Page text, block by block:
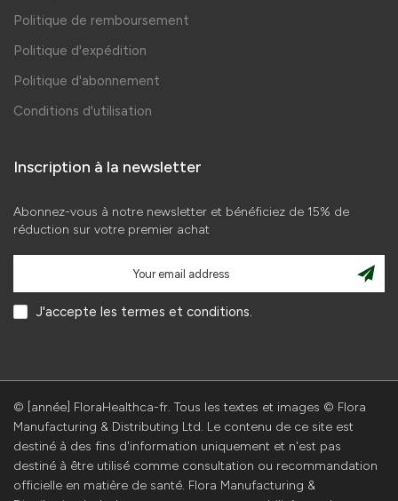
Politique de remboursement
Politique d'expédition
Politique d'abonnement
Conditions d'utilisation
Inscription à la newsletter
Abonnez-vous à notre newsletter et bénéficiez de 15% de
réduction sur votre premier achat
J'accepte les termes et conditions.
© [année] FloraHealthca-fr. Tous les textes et images © Flora
Manufacturing & Distributing Ltd. Le contenu de ce site est
destiné à des fins d'information uniquement et n'est pas
destiné à être utilisé comme consultation ou recommandation
officielle en matière de santé. Flora Manufacturing &